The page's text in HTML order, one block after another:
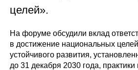
целей».
На форуме обсудили вклад
в достижение национальных
устойчивого развития,
до 31 декабря 2030 года, практики